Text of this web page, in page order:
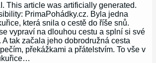
This article was artificially generated.
PrimaPohádky.cz. Byla jedna
která snila o cestě do říše snů.
vypraví na dlouhou cestu a splní si své
tak začala jeho dobrodružná cesta
překážkami a přátelstvím. To vše v